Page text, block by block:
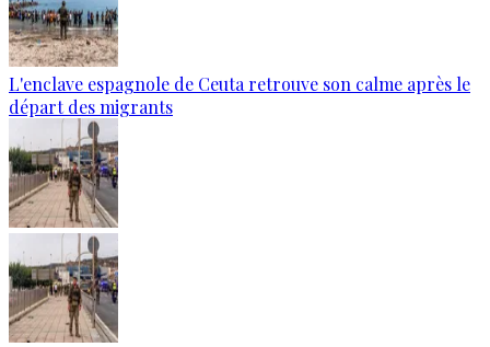
L'enclave espagnole de Ceuta retrouve son calme après le
départ des migrants